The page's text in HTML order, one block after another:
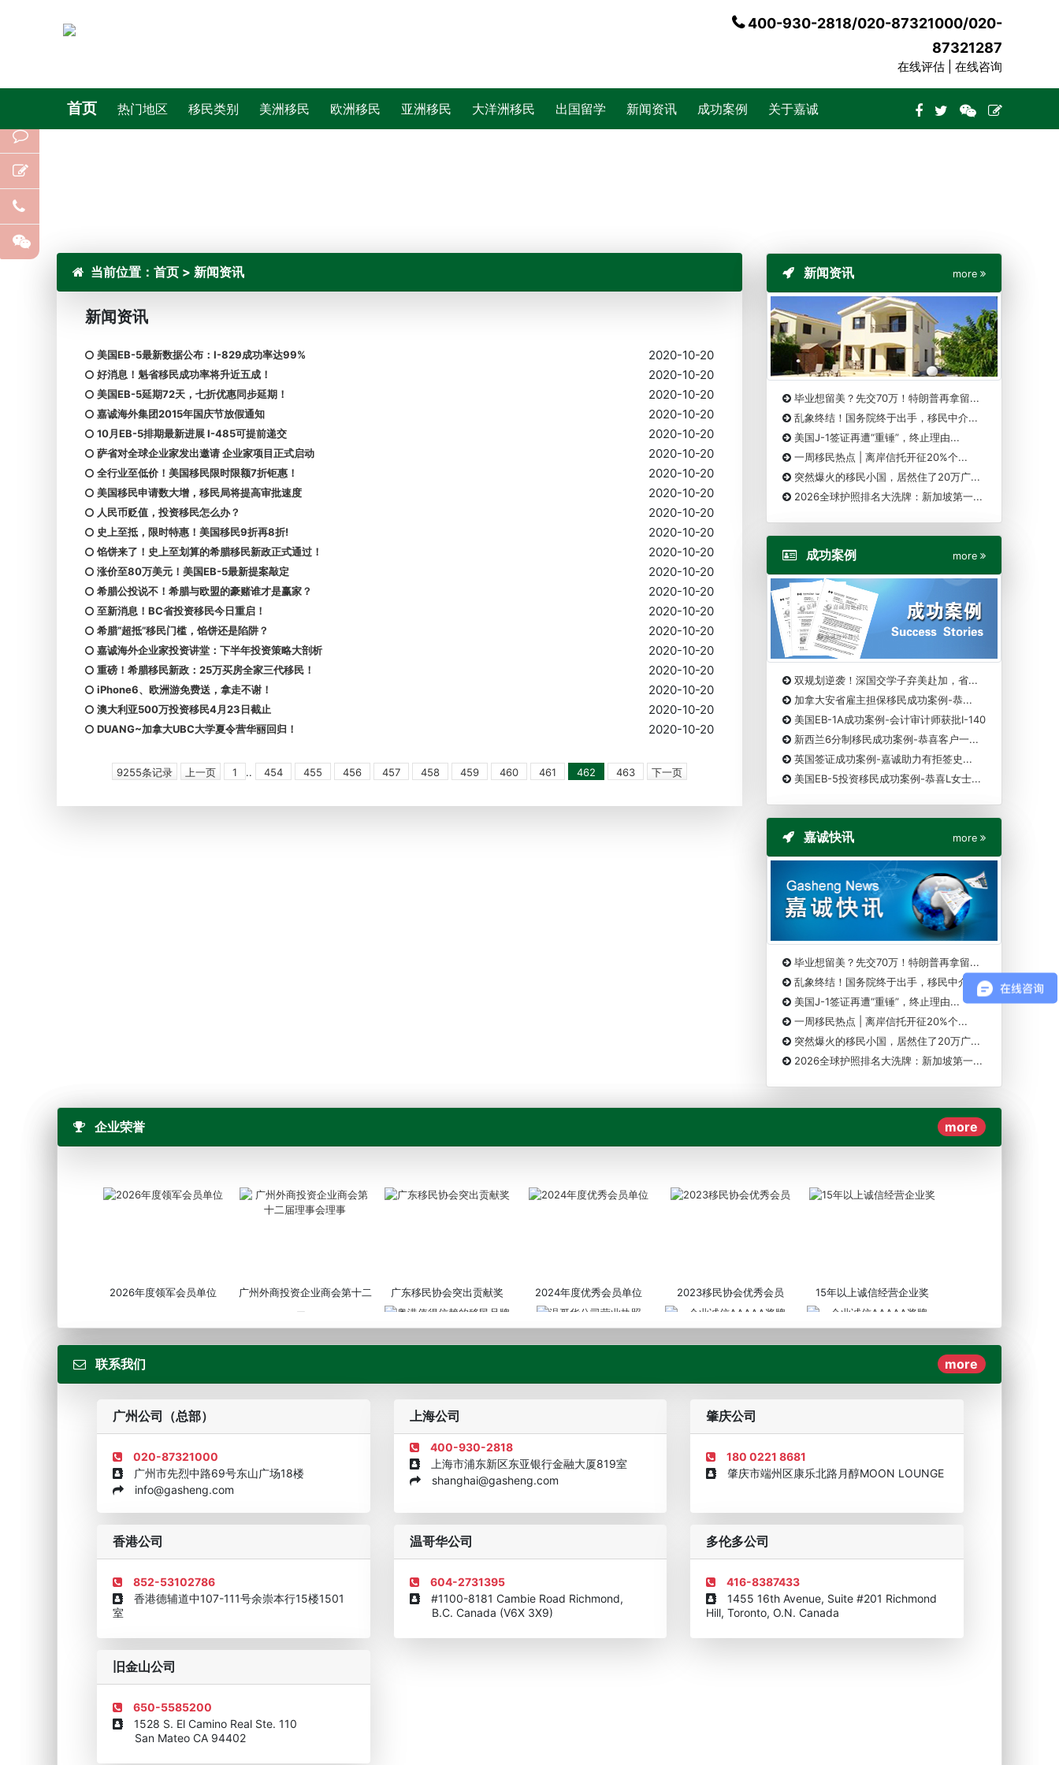
400-930-2818/020-87321000/020-
87321287
在线评估 | 在线咨询
首页 热门地区 移民类别 美洲移民 欧洲移民 亚洲移民 大洋洲移民 出国留学 新闻资讯 成功案例 关于嘉诚
当前位置： 首页 > 新闻资讯
新闻资讯
美国EB-5最新数据公布：I-829成功率达99% 2020-10-20
好消息！魁省移民成功率将升近五成！ 2020-10-20
美国EB-5延期72天，七折优惠同步延期！ 2020-10-20
嘉诚海外集团2015年国庆节放假通知 2020-10-20
10月EB-5排期最新进展 I-485可提前递交 2020-10-20
萨省对全球企业家发出邀请 企业家项目正式启动 2020-10-20
全行业至低价！美国移民限时限额7折钜惠！ 2020-10-20
美国移民申请数大增，移民局将提高审批速度 2020-10-20
人民币贬值，投资移民怎么办？ 2020-10-20
史上至抵，限时特惠！美国移民9折再8折! 2020-10-20
馅饼来了！史上至划算的希腊移民新政正式通过！ 2020-10-20
涨价至80万美元！美国EB-5最新提案敲定 2020-10-20
希腊公投说不！希腊与欧盟的豪赌谁才是赢家？ 2020-10-20
至新消息！BC省投资移民今日重启！ 2020-10-20
希腊“超抵”移民门槛，馅饼还是陷阱？ 2020-10-20
嘉诚海外企业家投资讲堂：下半年投资策略大剖析 2020-10-20
重磅！希腊移民新政：25万买房全家三代移民！ 2020-10-20
iPhone6、欧洲游免费送，拿走不谢！ 2020-10-20
澳大利亚500万投资移民4月23日截止 2020-10-20
DUANG~加拿大UBC大学夏令营华丽回归！ 2020-10-20
9255条记录 上一页 1 .. 454 455 456 457 458 459 460 461 462 463 下一页
新闻资讯 more
毕业想留美？先交70万！特朗普再拿留...
乱象终结！国务院终于出手，移民中介...
美国J-1签证再遭“重锤”，终止理由...
一周移民热点 | 离岸信托开征20%个...
突然爆火的移民小国，居然住了20万广...
2026全球护照排名大洗牌：新加坡第一...
成功案例 more
双规划逆袭！深国交学子弃美赴加，省...
加拿大安省雇主担保移民成功案例-恭...
美国EB-1A成功案例-会计审计师获批I-140
新西兰6分制移民成功案例-恭喜客户一...
英国签证成功案例-嘉诚助力有拒签史...
美国EB-5投资移民成功案例-恭喜L女士...
嘉诚快讯 more
毕业想留美？先交70万！特朗普再拿留...
乱象终结！国务院终于出手，移民中介...
美国J-1签证再遭“重锤”，终止理由...
一周移民热点 | 离岸信托开征20%个...
突然爆火的移民小国，居然住了20万广...
2026全球护照排名大洗牌：新加坡第一...
企业荣誉 more
2026年度领军会员单位
广州外商投资企业商会第十二
届...
广东移民协会突出贡献奖 2024年度优秀会员单位 2023移民协会优秀会员 15年以上诚信经营企业奖
粤港值得信赖的移民品牌 企业诚信AAAAA奖牌2019
企业诚信AAAAA奖牌2015 欧美澳最具价值品牌移民机构 欧美澳年度表现移民团队 美国投资移民中介机构30强 加拿大移民顾问资格证书
联系我们 more
广州公司（总部）
020-87321000
广州市先烈中路69号东山广场18楼
info@gasheng.com
上海公司
400-930-2818
上海市浦东新区东亚银行金融大厦819室
shanghai@gasheng.com
肇庆公司
180 0221 8681
肇庆市端州区康乐北路月醇MOON LOUNGE
香港公司
852-53102786
香港德辅道中107-111号余崇本行15楼1501
室
温哥华公司
604-2731395
#1100-8181 Cambie Road Richmond,
B.C. Canada (V6X 3X9)
多伦多公司
416-8387433
1455 16th Avenue, Suite #201 Richmond
Hill, Toronto, O.N. Canada
旧金山公司
650-5585200
1528 S. El Camino Real Ste. 110
San Mateo CA 94402